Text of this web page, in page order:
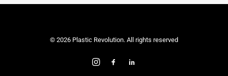
© 2026 Plastic Revolution. All rights reserved